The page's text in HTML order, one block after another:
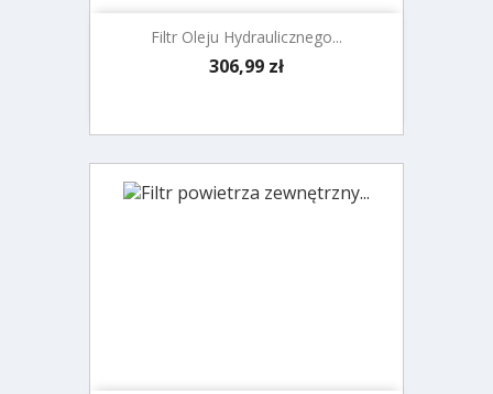
Filtr Oleju Hydraulicznego...
Cena
306,99 zł